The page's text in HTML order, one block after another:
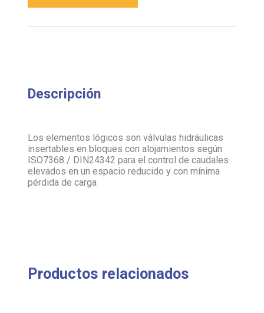
Descripción
Los elementos lógicos son válvulas hidráulicas
insertables en bloques con alojamientos según
ISO7368 / DIN24342 para el control de caudales
elevados en un espacio reducido y con mínima
pérdida de carga
Productos relacionados